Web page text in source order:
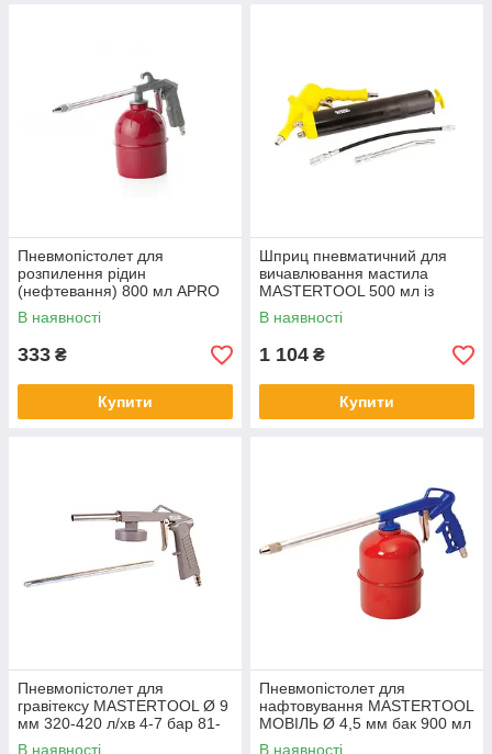
Пневмопістолет для
розпилення рідин
(нефтевання) 800 мл APRO
В наявності
333 ₴
Купити
Шприц пневматичний для
вичавлювання мастила
MASTERTOOL 500 мл із
гнучкою та жорсткою
насадкою 81-8703
В наявності
1 104 ₴
Купити
Пневмопістолет для
гравітексу MASTERTOOL Ø 9
мм 320-420 л/хв 4-7 бар 81-
8701
В наявності
Пневмопістолет для
нафтовування MASTERTOOL
МОВІЛЬ Ø 4,5 мм бак 900 мл
3-4 бар 81-8705
В наявності